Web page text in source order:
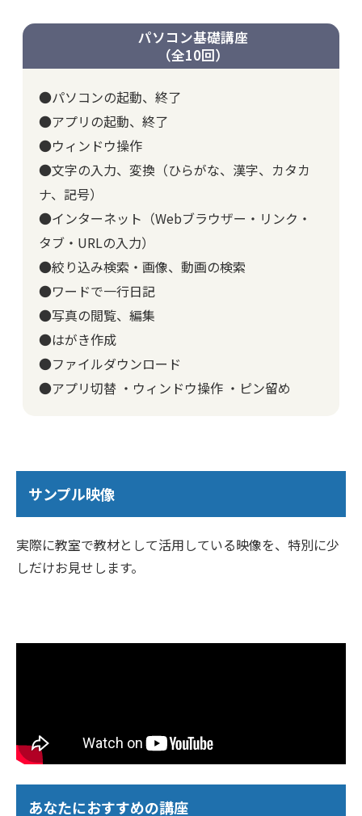
パソコン基礎講座
（全10回）
●パソコンの起動、終了
●アプリの起動、終了
●ウィンドウ操作
●文字の入力、変換（ひらがな、漢字、カタカ
ナ、記号）
●インターネット（Webブラウザー・リンク・
タブ・URLの入力）
●絞り込み検索・画像、動画の検索
●ワードで一行日記
●写真の閲覧、編集
●はがき作成
●ファイルダウンロード
●アプリ切替 ・ウィンドウ操作 ・ピン留め
サンプル映像
実際に教室で教材として活用している映像を、特別に少
しだけお見せします。
あなたにおすすめの講座